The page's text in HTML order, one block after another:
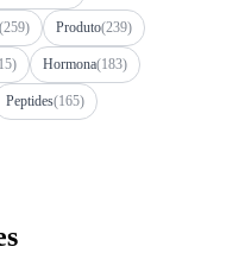
(259) Produto(239)
Hormona(183)
Peptides(165)